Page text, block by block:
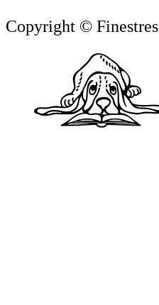
Copyright © Finestres